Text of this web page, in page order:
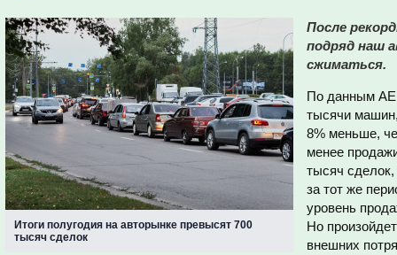
Итоги полугодия на авторынке превысят 700
тысяч сделок
После
подряд наш
сжиматься.
По данным
тысячи
8% меньше,
менее
тысяч
за тот же
уровень
Но
внешних